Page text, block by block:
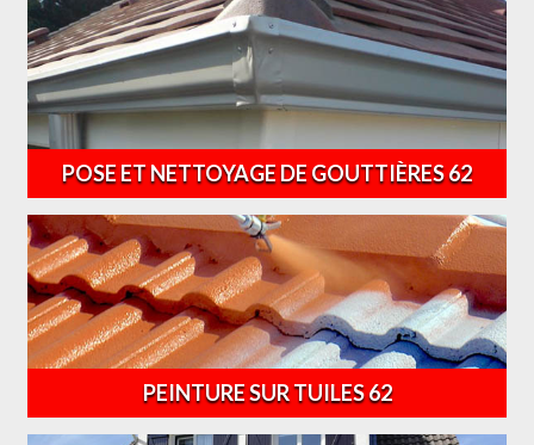
POSE ET NETTOYAGE DE GOUTTIÈRES 62
PEINTURE SUR TUILES 62